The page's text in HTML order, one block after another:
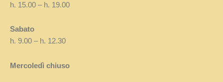
h. 15.00 – h. 19.00
Sabato
h. 9.00 – h. 12.30
Mercoledì chiuso